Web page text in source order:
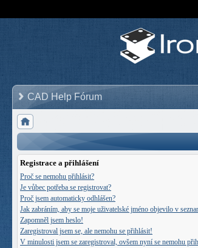
CAD Help Fórum
Registrace a přihlášení
Proč se nemohu přihlásit?
Je vůbec potřeba se registrovat?
Proč jsem automaticky odhlášen?
Jak zabráním, aby se moje uživatelské jméno objevilo v
Zapomněl jsem heslo!
Zaregistroval jsem se, ale nemohu se přihlásit!
V minulosti jsem se zaregistroval, ovšem nyní se nemohu